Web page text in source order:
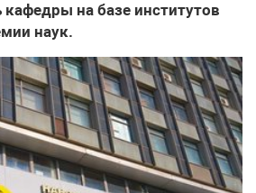
на базе институтов
наук.